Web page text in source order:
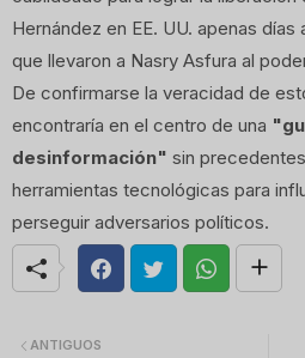
Hernández en EE. UU. apenas
que llevaron a Nasry Asfura al
De confirmarse la veracidad de
encontraría en el centro de una
desinformación" sin
herramientas tecnológicas para
perseguir adversarios políticos.
ANTIGUOS